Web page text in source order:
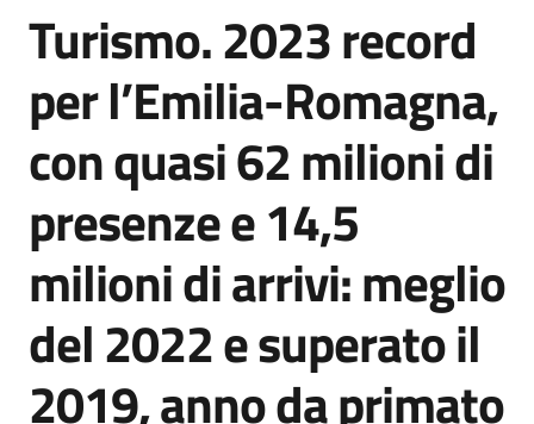
Agenzia
di
informazione
e
comunicazione
Seguici
su
Salta al contenuto
Turismo. 2023 record
per l’Emilia-Romagna,
con quasi 62 milioni di
presenze e 14,5
milioni di arrivi: meglio
del 2022 e superato il
2019, anno da primato